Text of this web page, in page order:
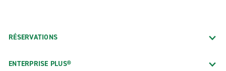
RÉSERVATIONS
ENTERPRISE PLUS®